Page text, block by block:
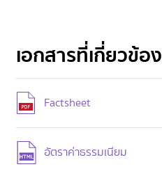
เอกสารที่เกี่ยวข้อง
Factsheet
อัตราค่าธรรมเนียม